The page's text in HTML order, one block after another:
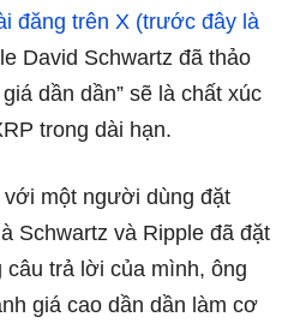
đăng trên X (trước đây là
David Schwartz đã thảo
dần dần” sẽ là chất xúc
trong dài hạn.
một người dùng đặt
Schwartz và Ripple đã đặt
câu trả lời của mình, ông
giá cao dần dần làm cơ